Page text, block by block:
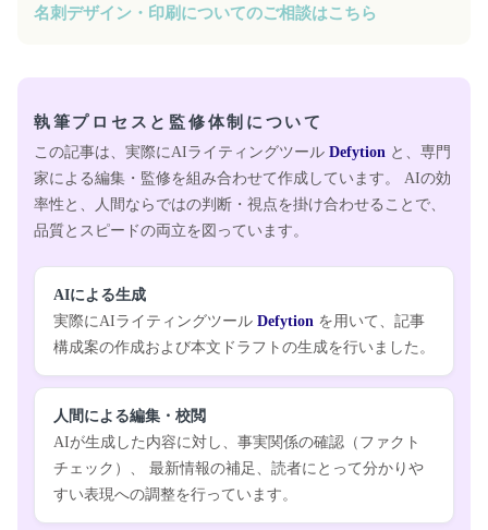
名刺デザイン・印刷についてのご相談はこちら
執筆プロセスと監修体制について
この記事は、実際にAIライティングツール Defytion と、専門
家による編集・監修を組み合わせて作成しています。 AIの効
率性と、人間ならではの判断・視点を掛け合わせることで、
品質とスピードの両立を図っています。
AIによる生成
実際にAIライティングツール Defytion を用いて、記事
構成案の作成および本文ドラフトの生成を行いました。
人間による編集・校閲
AIが生成した内容に対し、事実関係の確認（ファクト
チェック）、 最新情報の補足、読者にとって分かりや
すい表現への調整を行っています。